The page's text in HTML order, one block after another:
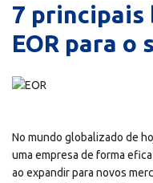
7 principais
EOR para o
No mundo globalizado de
uma empresa de forma
ao expandir para novos